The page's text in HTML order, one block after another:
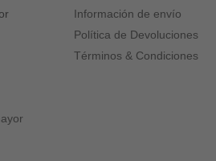
Información de envío
Política de Devoluciones
Términos & Condiciones